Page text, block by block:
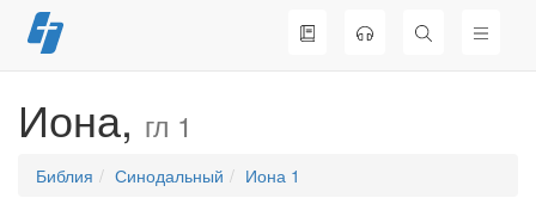
Перейти
к
Иона, гл 1
Библия Синодальный Иона 1